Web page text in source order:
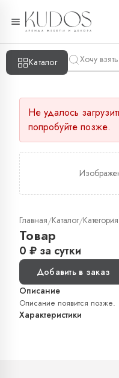
Каталог
Не удалось
попробуйте позже.
Главная/Каталог/Категория
Товар
0 ₽ за сутки
Добавить в заказ
Описание
Описание появится позже.
Характеристики